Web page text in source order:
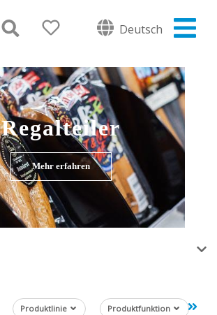
Deutsch
Regalteiler
Mehr erfahren
Produktlinie Produktfunktion